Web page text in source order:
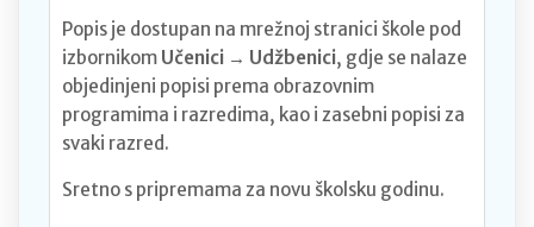
Popis je dostupan na mrežnoj stranici škole pod
izbornikom Učenici → Udžbenici, gdje se nalaze
objedinjeni popisi prema obrazovnim
programima i razredima, kao i zasebni popisi za
svaki razred.
Sretno s pripremama za novu školsku godinu.